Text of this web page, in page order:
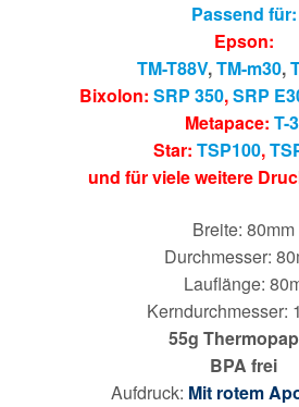
Passend für:
Epson:
TM-T88V,TM-m30,
Bixolon: SRP 350,SRP
Metapace: T-3
Star: TSP100,
und für viele weitere
Breite: 80mm
Durchmesser:
Lauflänge:
Kerndurchmesser:
55g
BPA frei
Aufdruck: Mit rotem